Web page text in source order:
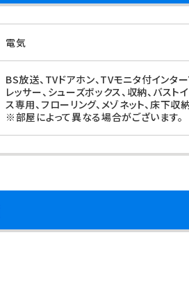
電気
BS放送、TVドアホン、TVモニタ付インタ
レッサー、シューズボックス、収納、バス
ス専用、フローリング、メゾネット、床下収
※部屋によって異なる場合がございます。